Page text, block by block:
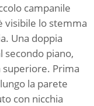
campanile
visibile lo stemma
Una doppia
secondo piano,
superiore. Prima
la parete
con nicchia